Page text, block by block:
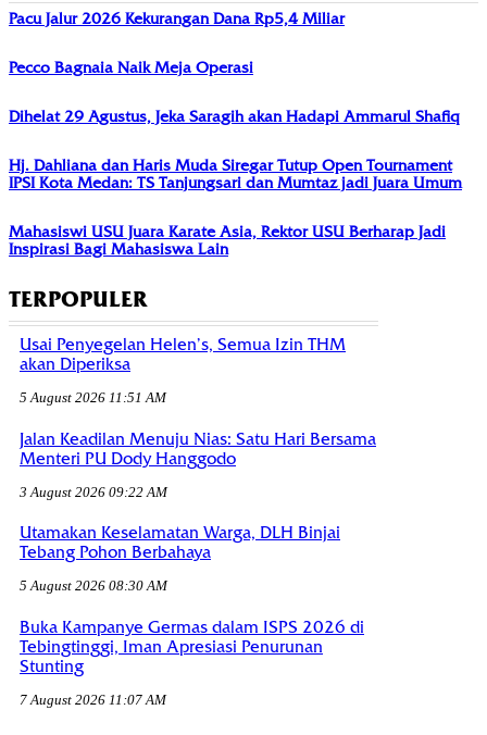
Pacu Jalur 2026 Kekurangan Dana Rp5,4 Miliar
Pecco Bagnaia Naik Meja Operasi
Dihelat 29 Agustus, Jeka Saragih akan Hadapi Ammarul Shafiq
Hj. Dahliana dan Haris Muda Siregar Tutup Open Tournament
IPSI Kota Medan: TS Tanjungsari dan Mumtaz jadi Juara Umum
Mahasiswi USU Juara Karate Asia, Rektor USU Berharap Jadi
Inspirasi Bagi Mahasiswa Lain
TERPOPULER
Usai Penyegelan Helen’s, Semua Izin THM
akan Diperiksa
5 August 2026 11:51 AM
Jalan Keadilan Menuju Nias: Satu Hari Bersama
Menteri PU Dody Hanggodo
3 August 2026 09:22 AM
Utamakan Keselamatan Warga, DLH Binjai
Tebang Pohon Berbahaya
5 August 2026 08:30 AM
Buka Kampanye Germas dalam ISPS 2026 di
Tebingtinggi, Iman Apresiasi Penurunan
Stunting
7 August 2026 11:07 AM